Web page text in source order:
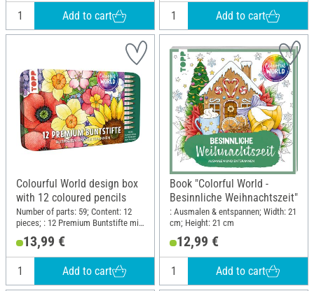
Add to cart Add to cart
Colourful World design box
with 12 coloured pencils
Number of parts: 59; Content: 12
pieces; : 12 Premium Buntstifte mit
weichen Minen, 10 Ausmalbilder
und 36 Ausmalsticker in
Designdose; Length: 19 cm; Width:
11 cm; Height: 1.8 cm; Material:
13,99 €
Add to cart
Book "Colorful World -
Besinnliche Weihnachtszeit"
: Ausmalen & entspannen; Width: 21
cm; Height: 21 cm
12,99 €
Add to cart